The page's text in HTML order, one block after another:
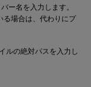
ー名を入力します。
場合は、代わりにプ
ルの絶対パスを入力し